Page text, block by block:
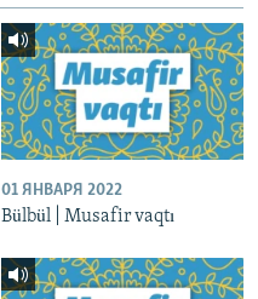
01 ЯНВАРЯ 2022
Bülbül | Musafir vaqtı